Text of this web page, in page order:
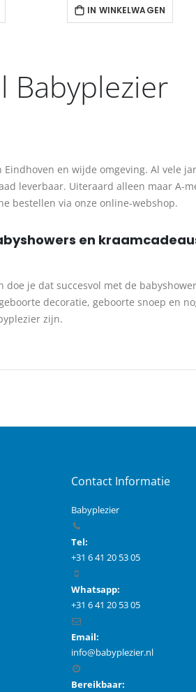
IN WINKELWAGEN
Babyplezier
Eindhoven en wijde omgeving. Al vele
leverbaar. Uiteraard alleen maar A-
bestellen via onze online-webshop.
en
doe je dat succesvol met de
decoratie, geboorte snoep en
zijn.
Contact Informatie
Babyplezier
Tel:
+31 6 41 20 53 05
Whatsapp:
+31 6 41 20 53 05
Email:
info@babyplezier.nl
Bereikbaar: